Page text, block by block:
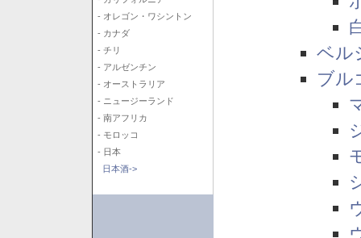
- オレゴン・ワシントン
- カナダ
- チリ
- アルゼンチン
- オーストラリア
- ニュージーランド
- 南アフリカ
- モロッコ
- 日本
日本酒->
ベル
ブル